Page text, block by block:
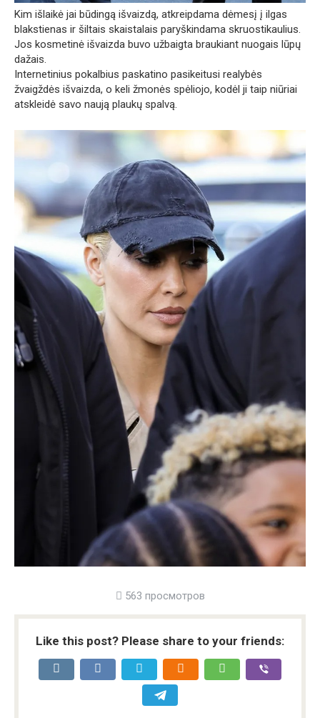
Kim išlaikė jai būdingą išvaizdą, atkreipdama dėmesį į ilgas
blakstienas ir šiltais skaistalais paryškindama skruostikaulius.
Jos kosmetinė išvaizda buvo užbaigta braukiant nuogais lūpų
dažais.
Internetinius pokalbius paskatino pasikeitusi realybės
žvaigždės išvaizda, o keli žmonės spėliojo, kodėl ji taip niūriai
atskleidė savo naują plaukų spalvą.
563 просмотров
Like this post? Please share to your friends: